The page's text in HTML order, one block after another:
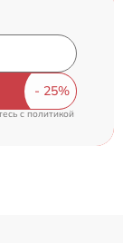
c политикой